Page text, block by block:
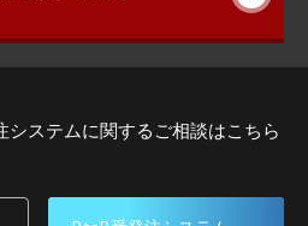
システムに関するご相談はこちら